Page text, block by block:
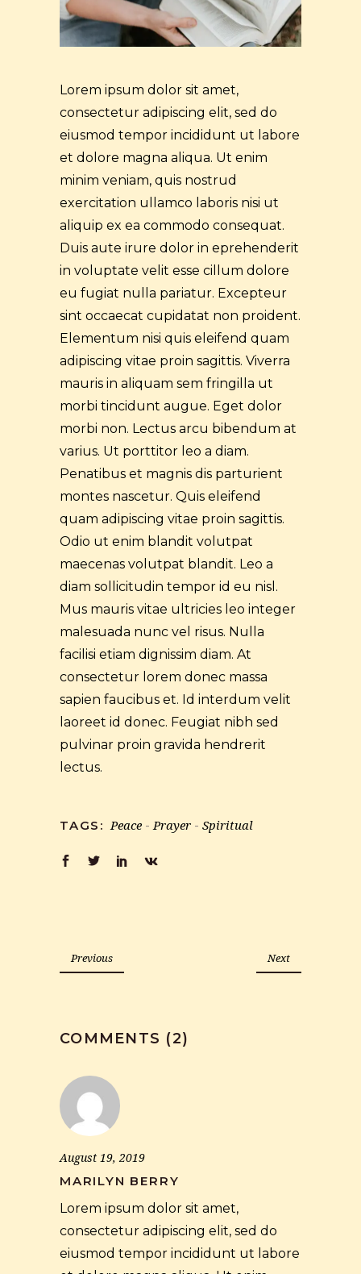
Lorem ipsum dolor sit amet,
consectetur adipiscing elit, sed do
eiusmod tempor incididunt ut labore
et dolore magna aliqua. Ut enim
minim veniam, quis nostrud
exercitation ullamco laboris nisi ut
aliquip ex ea commodo consequat.
Duis aute irure dolor in eprehenderit
in voluptate velit esse cillum dolore
eu fugiat nulla pariatur. Excepteur
sint occaecat cupidatat non proident.
Elementum nisi quis eleifend quam
adipiscing vitae proin sagittis. Viverra
mauris in aliquam sem fringilla ut
morbi tincidunt augue. Eget dolor
morbi non. Lectus arcu bibendum at
varius. Ut porttitor leo a diam.
Penatibus et magnis dis parturient
montes nascetur. Quis eleifend
quam adipiscing vitae proin sagittis.
Odio ut enim blandit volutpat
maecenas volutpat blandit. Leo a
diam sollicitudin tempor id eu nisl.
Mus mauris vitae ultricies leo integer
malesuada nunc vel risus. Nulla
facilisi etiam dignissim diam. At
consectetur lorem donec massa
sapien faucibus et. Id interdum velit
laoreet id donec. Feugiat nibh sed
pulvinar proin gravida hendrerit
lectus.
TAGS: Peace -Prayer - Spiritual
Previous Next
COMMENTS (2)
August 19, 2019
MARILYN BERRY
Lorem ipsum dolor sit amet,
consectetur adipiscing elit, sed do
eiusmod tempor incididunt ut labore